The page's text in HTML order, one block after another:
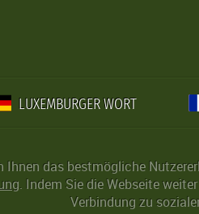
LUXEMBURGER WORT
Ihnen das bestmögliche
. Indem Sie die Webseite
Verbindung zu